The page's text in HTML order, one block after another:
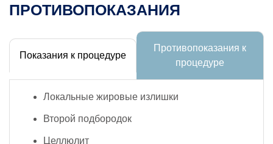
ПРОТИВОПОКАЗАНИЯ
Показания к процедуре
Противопоказания к
процедуре
Локальные жировые излишки
Второй подбородок
Целлюлит